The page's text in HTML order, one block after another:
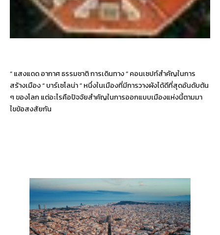
” แสงแดด อากาศ ธรรมชาติ การเดินทาง ” คอนเซปท์สำคัญในการ
สร้างเมือง “ บาร์เซโลน่า ” หนึ่งในเมืองที่มีการวางผังได้ดีที่สุดอันดับต้น
ๆ ของโลก แต่อะไรคือปัจจัยสำคัญในการออกแบบเมืองแห่งนี้ตามมา
ไขข้อสงสัยกัน